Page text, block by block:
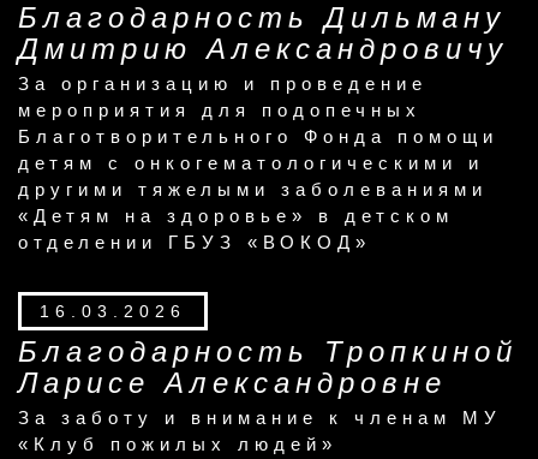
Благодарность Дильману
Дмитрию Александровичу
За организацию и проведение
мероприятия для подопечных
Благотворительного Фонда помощи
детям с онкогематологическими и
другими тяжелыми заболеваниями
«Детям на здоровье» в детском
отделении ГБУЗ «ВОКОД»
16.03.2026
Благодарность Тропкиной
Ларисе Александровне
За заботу и внимание к членам МУ
«Клуб пожилых людей»